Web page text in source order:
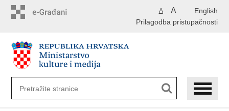
English
A A
Prilagodba pristupačnosti